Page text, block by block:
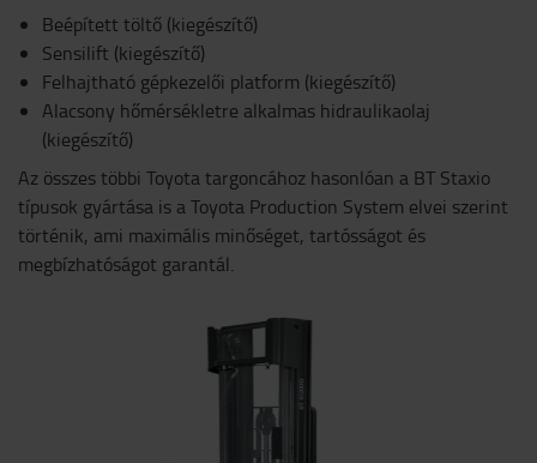
Beépített töltő (kiegészítő)
Sensilift (kiegészítő)
Felhajtható gépkezelői platform (kiegészítő)
Alacsony hőmérsékletre alkalmas hidraulikaolaj
(kiegészítő)
Az összes többi Toyota targoncához hasonlóan a BT Staxio
típusok gyártása is a Toyota Production System elvei szerint
történik, ami maximális minőséget, tartósságot és
megbízhatóságot garantál.